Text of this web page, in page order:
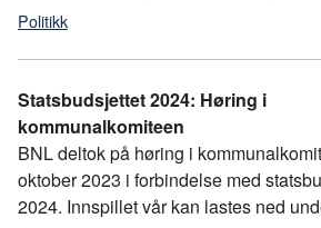
Politikk
Statsbudsjettet 2024: Høring i
kommunalkomiteen
BNL deltok på høring i
oktober 2023 i forbindelse med
2024. Innspillet vår kan lastes ned